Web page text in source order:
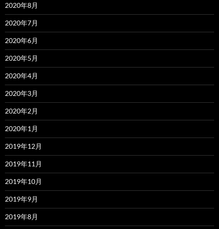
2020年8月
2020年7月
2020年6月
2020年5月
2020年4月
2020年3月
2020年2月
2020年1月
2019年12月
2019年11月
2019年10月
2019年9月
2019年8月